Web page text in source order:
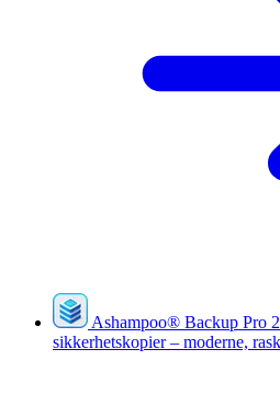
Ashampoo® Backup Pro
sikkerhetskopier – moderne,